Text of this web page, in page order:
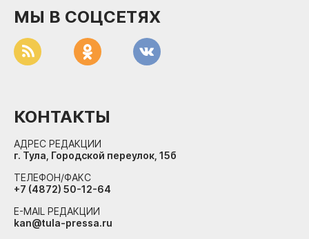
МЫ В СОЦСЕТЯХ
КОНТАКТЫ
АДРЕС РЕДАКЦИИ
г. Тула, Городской переулок, 15б
ТЕЛЕФОН/ФАКС
+7 (4872) 50-12-64
E-MAIL РЕДАКЦИИ
kan@tula-pressa.ru